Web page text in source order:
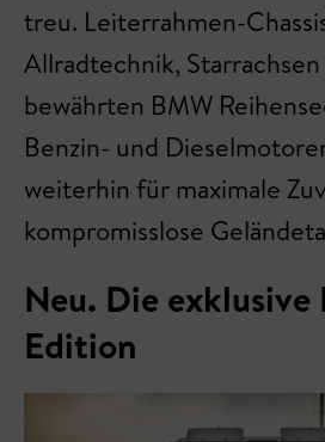
treu. Leiterrahmen-
Allradtechnik,
bewährten BMW
Benzin- und
weiterhin für maximale
kompromisslose
Neu. Die exklusive
Edition